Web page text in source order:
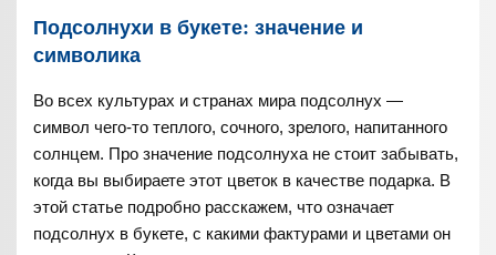
Подсолнухи в букете: значение и
символика
Во всех культурах и странах мира подсолнух —
символ чего-то теплого, сочного, зрелого, напитанного
солнцем. Про значение подсолнуха не стоит забывать,
когда вы выбираете этот цветок в качестве подарка. В
этой статье подробно расскажем, что означает
подсолнух в букете, с какими фактурами и цветами он